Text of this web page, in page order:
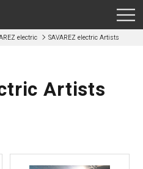
electric SAVAREZ electric Artists
Artists